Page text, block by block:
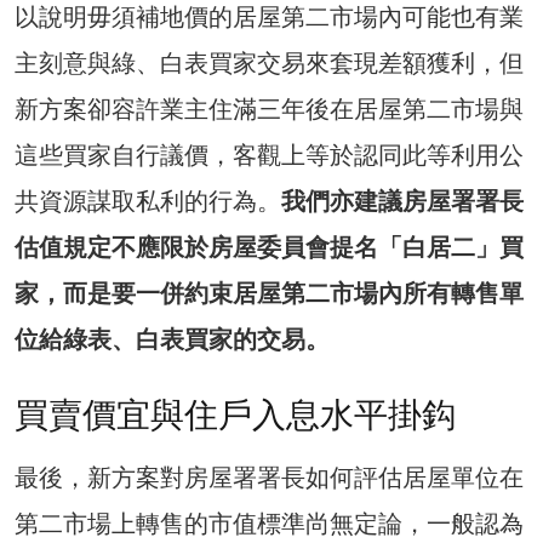
以說明毋須補地價的居屋第二市場內可能也有業
主刻意與綠、白表買家交易來套現差額獲利，但
新方案卻容許業主住滿三年後在居屋第二市場與
這些買家自行議價，客觀上等於認同此等利用公
共資源謀取私利的行為。 我們亦建議房屋署署長
估值規定不應限於房屋委員會提名「白居二」買
家，而是要一併約束居屋第二市場內所有轉售單
位給綠表、白表買家的交易。
買賣價宜與住戶入息水平掛鈎
最後，新方案對房屋署署長如何評估居屋單位在
第二市場上轉售的市值標準尚無定論，一般認為